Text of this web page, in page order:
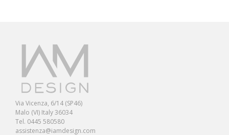
Via Vicenza, 6/14 (SP46)
Malo (VI) Italy 36034
Tel. 0445 580580
assistenza@iamdesign.com